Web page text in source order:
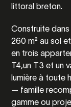
littoral breton.
Construite
260 m² au sol
en trois
T4,un T3 et un
lumière à toute
— famille
gamme ou